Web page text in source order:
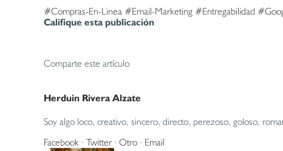
#Compras-En-Linea #Email-Marketing #Entregabilidad
Califique esta publicación
Comparte este artículo
Herduin Rivera Alzate
Soy algo loco, creativo, sincero, directo, perezoso, goloso,
Facebook · Twitter· Otro · Email